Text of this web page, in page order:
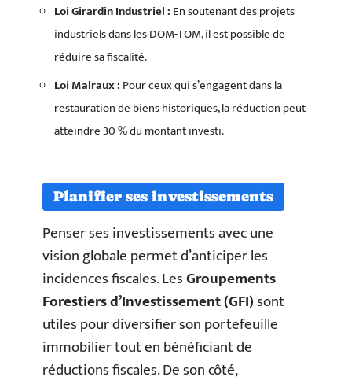
Loi Girardin Industriel : En soutenant des projets
industriels dans les DOM-TOM, il est possible de
réduire sa fiscalité.
Loi Malraux : Pour ceux qui s’engagent dans la
restauration de biens historiques, la réduction peut
atteindre 30 % du montant investi.
Planifier ses investissements
Penser ses investissements avec une
vision globale permet d’anticiper les
incidences fiscales. LesGroupements
Forestiers d’Investissement (GFI)sont
utiles pour diversifier son portefeuille
immobilier tout en bénéficiant de
réductions fiscales. De son côté,